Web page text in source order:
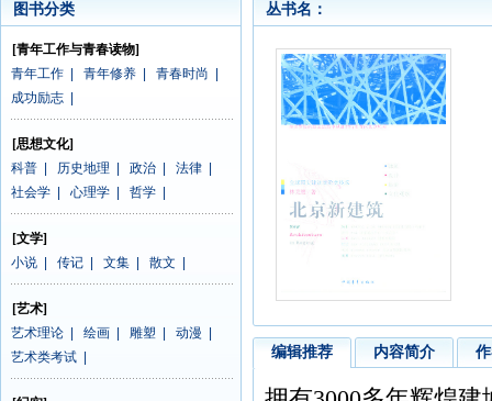
图书分类
[青年工作与青春读物]
青年工作
青年修养 青春时尚
成功励志
[思想文化]
科普
历史地理 政治 法律
社会学
心理学 哲学
[文学]
小说
传记 文集 散文
[艺术]
艺术理论
绘画 雕塑 动漫
艺术类考试
丛书名：
编辑推荐 内容简介